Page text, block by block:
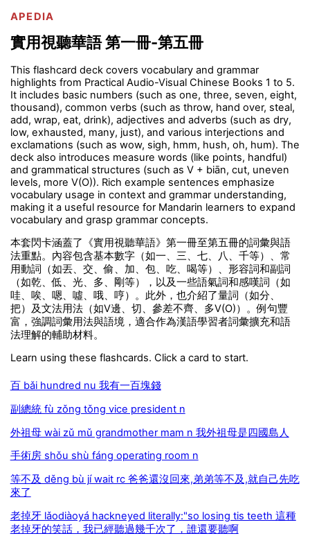
APEDIA
實用視聽華語 第一冊-第五冊
This flashcard deck covers vocabulary and grammar
highlights from Practical Audio-Visual Chinese Books 1 to 5.
It includes basic numbers (such as one, three, seven, eight,
thousand), common verbs (such as throw, hand over, steal,
add, wrap, eat, drink), adjectives and adverbs (such as dry,
low, exhausted, many, just), and various interjections and
exclamations (such as wow, sigh, hmm, hush, oh, hum). The
deck also introduces measure words (like points, handful)
and grammatical structures (such as V + biān, cut, uneven
levels, more V(O)). Rich example sentences emphasize
vocabulary usage in context and grammar understanding,
making it a useful resource for Mandarin learners to expand
vocabulary and grasp grammar concepts.
本套閃卡涵蓋了《實用視聽華語》第一冊至第五冊的詞彙與語
法重點。內容包含基本數字（如一、三、七、八、千等）、常
用動詞（如丟、交、偷、加、包、吃、喝等）、形容詞和副詞
（如乾、低、光、多、剛等），以及一些語氣詞和感嘆詞（如
哇、唉、嗯、噓、哦、哼）。此外，也介紹了量詞（如分、
把）及文法用法（如V邊、切、參差不齊、多V(O)）。例句豐
富，強調詞彙用法與語境，適合作為漢語學習者詞彙擴充和語
法理解的輔助材料。
Learn using these flashcards. Click a card to start.
百 bǎi hundred nu 我有一百塊錢
副總統 fù zǒng tǒng vice president n
外祖母 wài zǔ mǔ grandmother mam n 我外祖母是四國島人
手術房 shǒu shù fáng operating room n
等不及 děng bù jí wait rc 爸爸還沒回來,弟弟等不及,就自己先吃
來了
老掉牙 lǎodiàoyá hackneyed literally:"so losing tis teeth 這種
老掉牙的笑話，我已經聽過幾千次了，誰還要聽啊